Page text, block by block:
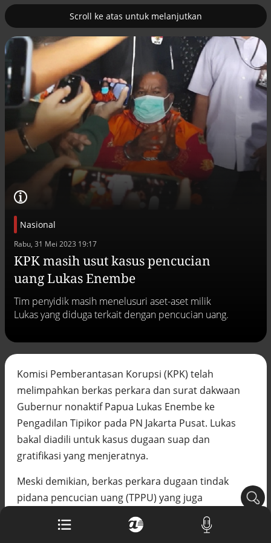
Scroll ke atas untuk melanjutkan
Nasional
Rabu, 31 Mei 2023 19:17
KPK masih usut kasus pencucian
uang Lukas Enembe
Tim penyidik masih menelusuri aset-aset milik
Lukas yang diduga terkait dengan pencucian uang.
Komisi Pemberantasan Korupsi (KPK) telah
melimpahkan berkas perkara dan surat dakwaan
Gubernur nonaktif Papua Lukas Enembe ke
Pengadilan Tipikor pada PN Jakarta Pusat. Lukas
bakal diadili untuk kasus dugaan suap dan
gratifikasi yang menjeratnya.
Meski demikian, berkas perkara dugaan tindak
pidana pencucian uang (TPPU) yang juga
disangkakan kepada Lukas belum rampung. Kabag
Pemberitaan KPK Ali Fikri mengatakan, penelusuran
nuklir 2
Pemulihan ekonomi Aceh terus
diakselerasi
Efek jera untuk pejabat abai LHKPN
Alinea.id - Peristiwa
Buku berusia 900 tahun ditemukan di
tahun Kiamat
Alinea.id - Peristiwa
Akar persoalan berulangnya kekerasan
terhadap PMI di Malaysia
DPR minta penerbitan sertifikat pagar
laut diproses hukum
Alinea.id - Peristiwa
Mungkinkah duet Anies-Ahok terealisasi
di Pilpres 2029?
Alinea.id - Politik
Pemprov Sultra klarifikasi isu PT GKP,
imbau masyarakat hormati proses
Alinea.id - Peristiwa